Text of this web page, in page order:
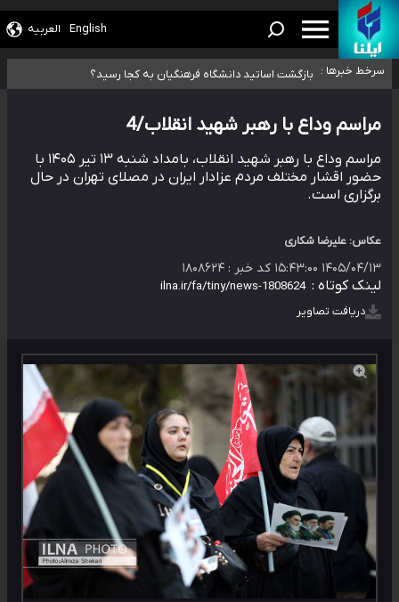
English العربیه
سرخط خبرها :
ثبت‌نام بخش عمده دانش‌آموزان مدارس ایرانی امارات در کشور/ درباره محصلان
باقی‌مانده در دبی متناسب با شرایط جدید تصمیم‌گیری می‌شود
هشدار درباره مصرف و دسترسی آسان به ماده مخدر ناس
بازگشت اساتید دانشگاه فرهنگیان به کجا رسید؟
هیچ فقره وامی پرداخت نکرده است
کسانی که خواهان ادامه جنگ هستند، برنامه خود را برای اداره کشور ارائه کنند
مراسم وداع با رهبر شهید انقلاب/4
مراسم وداع با رهبر شهید انقلاب، بامداد شنبه ۱۳ تیر ۱۴۰۵ با
حضور اقشار مختلف مردم عزادار ایران در مصلای تهران در حال
برگزاری است.
عکاس: علیرضا شکاری
۱۴۰۵/۰۴/۱۳ ۱۵:۴۳:۰۰ کد خبر : ۱۸۰۸۶۲۴
لینک کوتاه :
دریافت تصاویر